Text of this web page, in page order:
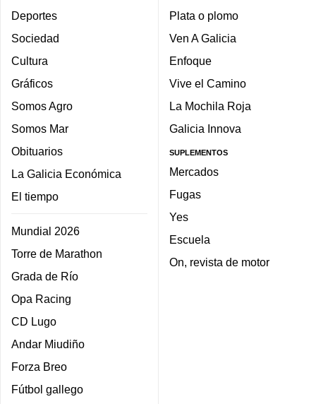
Deportes
Sociedad
Cultura
Gráficos
Somos Agro
Somos Mar
Obituarios
La Galicia Económica
El tiempo
Mundial 2026
Torre de Marathon
Grada de Río
Opa Racing
CD Lugo
Andar Miudiño
Forza Breo
Fútbol gallego
Plata o plomo
Ven A Galicia
Enfoque
Vive el Camino
La Mochila Roja
Galicia Innova
SUPLEMENTOS
Mercados
Fugas
Yes
Escuela
On, revista de motor